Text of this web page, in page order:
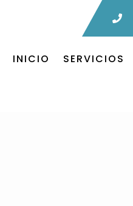
INICIO SERVICIOS